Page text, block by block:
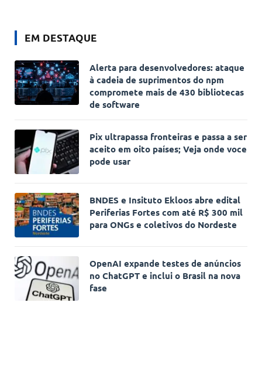
EM DESTAQUE
Alerta para desenvolvedores: ataque
à cadeia de suprimentos do npm
compromete mais de 430 bibliotecas
de software
Pix ultrapassa fronteiras e passa a ser
aceito em oito países; Veja onde voce
pode usar
BNDES e Insituto Ekloos abre edital
Periferias Fortes com até R$ 300 mil
para ONGs e coletivos do Nordeste
OpenAI expande testes de anúncios
no ChatGPT e inclui o Brasil na nova
fase